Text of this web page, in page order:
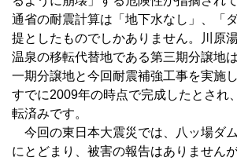
通省の耐震計算は「地下水なし」、「
提としたものでしかありません。川原
温泉の移転代替地である第三期分譲地
一期分譲地と今回耐震補強工事を実施
すでに2009年の時点で完成したとされ
転済みです。
今回の東日本大震災では、八ッ場ダ
にとどまり、被害の報告はありません